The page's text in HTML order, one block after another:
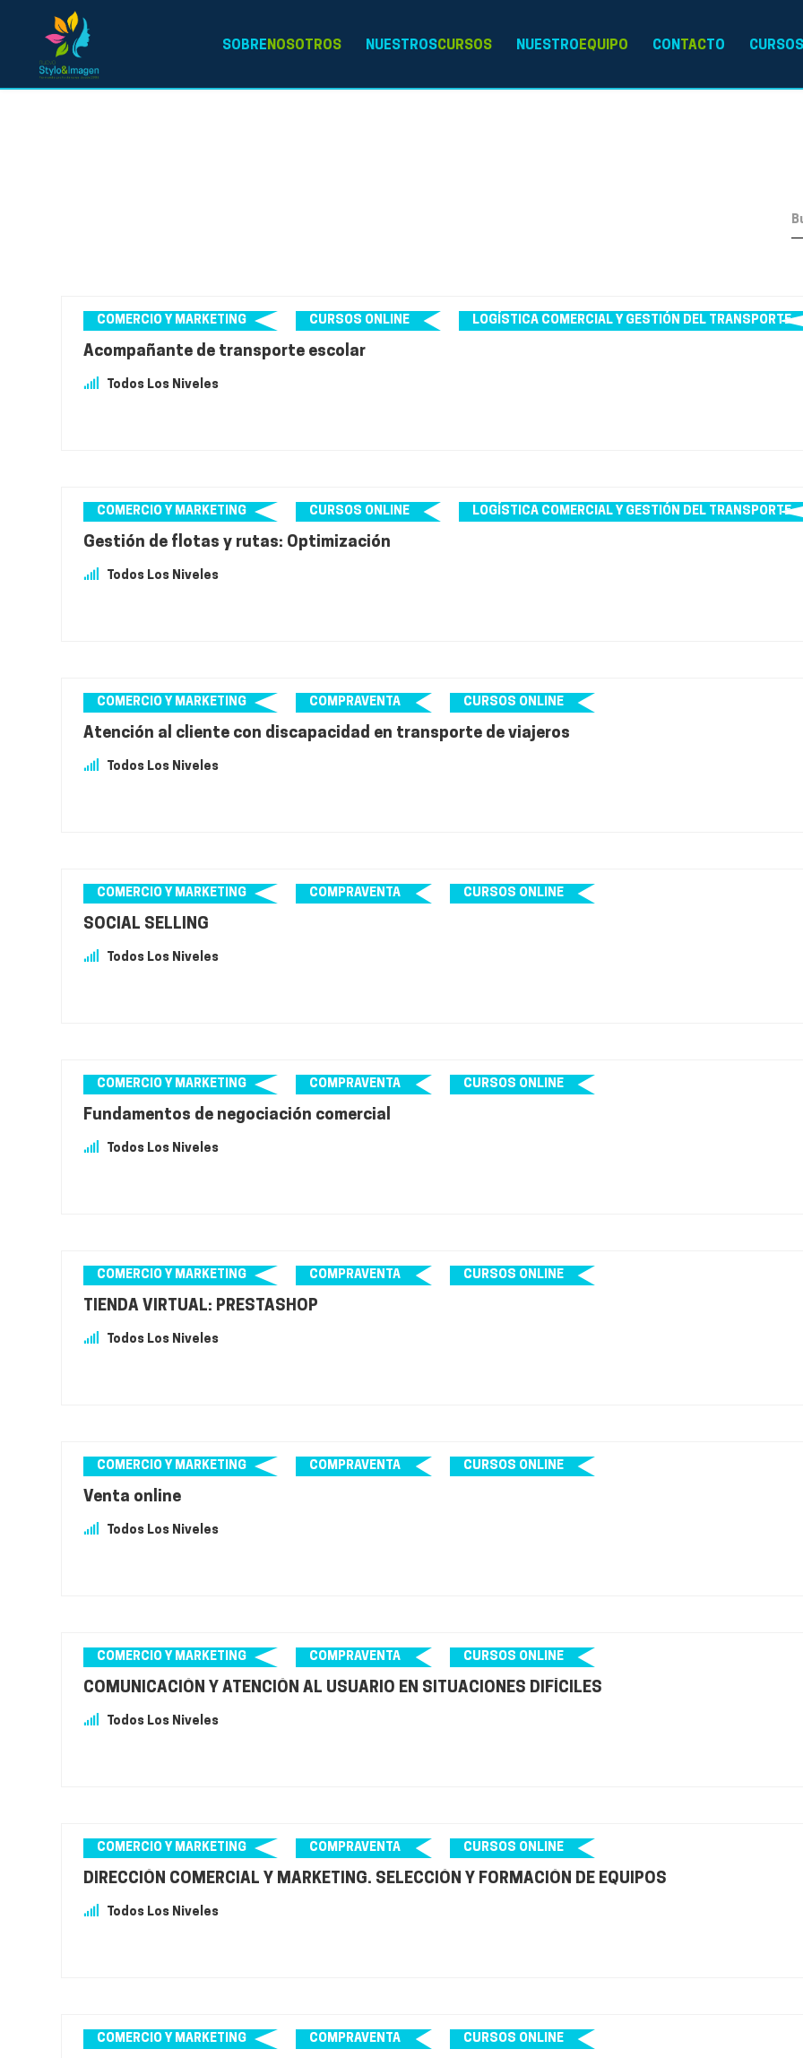
SOBRENOSOTROS NUESTROSCURSOS NUESTROEQUIPO CONTACTO CURSOS
COMERCIO Y MARKETING CURSOS ONLINE LOGÍSTICA COMERCIAL Y GESTIÓN DEL TRANSPORTE
Acompañante de transporte escolar
Todos Los Niveles
COMERCIO Y MARKETING CURSOS ONLINE LOGÍSTICA COMERCIAL Y GESTIÓN DEL TRANSPORTE
Gestión de flotas y rutas: Optimización
Todos Los Niveles
COMERCIO Y MARKETING COMPRAVENTA CURSOS ONLINE
Atención al cliente con discapacidad en transporte de viajeros
Todos Los Niveles
COMERCIO Y MARKETING COMPRAVENTA CURSOS ONLINE
SOCIAL SELLING
Todos Los Niveles
COMERCIO Y MARKETING COMPRAVENTA CURSOS ONLINE
Fundamentos de negociación comercial
Todos Los Niveles
COMERCIO Y MARKETING COMPRAVENTA CURSOS ONLINE
TIENDA VIRTUAL: PRESTASHOP
Todos Los Niveles
COMERCIO Y MARKETING COMPRAVENTA CURSOS ONLINE
Venta online
Todos Los Niveles
COMERCIO Y MARKETING COMPRAVENTA CURSOS ONLINE
COMUNICACIÓN Y ATENCIÓN AL USUARIO EN SITUACIONES DIFÍCILES
Todos Los Niveles
COMERCIO Y MARKETING COMPRAVENTA CURSOS ONLINE
DIRECCIÓN COMERCIAL Y MARKETING. SELECCIÓN Y FORMACIÓN DE EQUIPOS
Todos Los Niveles
COMERCIO Y MARKETING COMPRAVENTA CURSOS ONLINE